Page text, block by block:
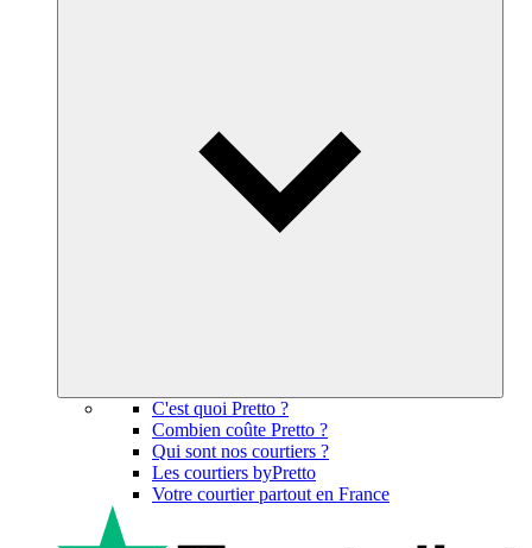
C'est quoi Pretto ?
Combien coûte Pretto ?
Qui sont nos courtiers ?
Les courtiers byPretto
Votre courtier partout en France